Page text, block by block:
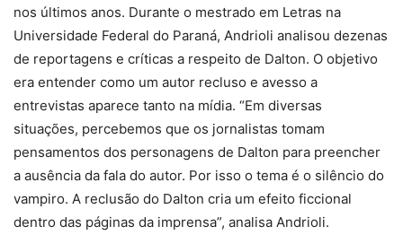
nos últimos anos. Durante o mestrado em Letras na
Universidade Federal do Paraná, Andrioli analisou dezenas
de reportagens e críticas a respeito de Dalton. O objetivo
era entender como um autor recluso e avesso a
entrevistas aparece tanto na mídia. “Em diversas
situações, percebemos que os jornalistas tomam
pensamentos dos personagens de Dalton para preencher
a ausência da fala do autor. Por isso o tema é o silêncio do
vampiro. A reclusão do Dalton cria um efeito ficcional
dentro das páginas da imprensa”, analisa Andrioli.